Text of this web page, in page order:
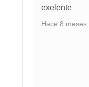
exelente
Hace 8 meses